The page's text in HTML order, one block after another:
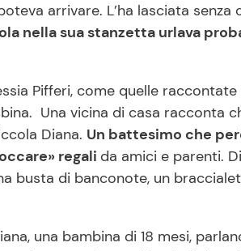
arrivare. L’ha lasciata senza
nella sua stanzetta urlava
Pifferi, come quelle
Una vicina di casa racconta
Diana. Un battesimo che
regali da amici e parenti.
busta di banconote, un
una bambina di 18 mesi,